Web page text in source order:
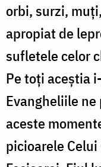
orbi, surzi,
apropiat de
sufletele celor
Pe toți aceștia
Evangheliile
aceste
picioarele